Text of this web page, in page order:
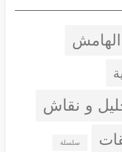
و نقاش
سلسلة